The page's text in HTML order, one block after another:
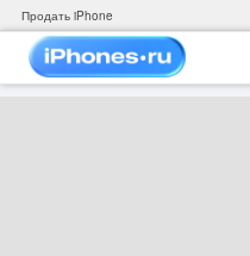
Продать iPhone